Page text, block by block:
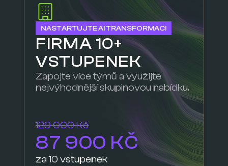
NASTARTUJTE AI TRANSFORMACI
FIRMA 10+
VSTUPENEK
Zapojte více týmů a využijte
nejvýhodnější skupinovou nabídku.
129 000 Kč
87 900 KČ
za 10 vstupenek